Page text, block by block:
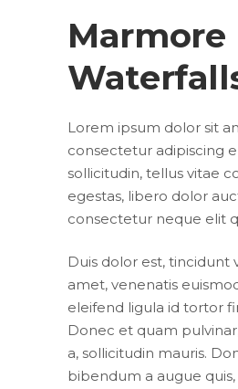
Marmore
Lorem ipsum dolor sit
consectetur adipiscing
sollicitudin, tellus vitae
egestas, libero dolor
consectetur neque elit
Duis dolor est, tincidunt
amet, venenatis
eleifend ligula id tortor
Donec et quam
a, sollicitudin mauris.
bibendum a augue